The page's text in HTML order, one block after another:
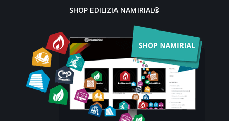
SHOP EDILIZIA NAMIRIAL®